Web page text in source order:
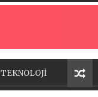
TEKNOLOJİ